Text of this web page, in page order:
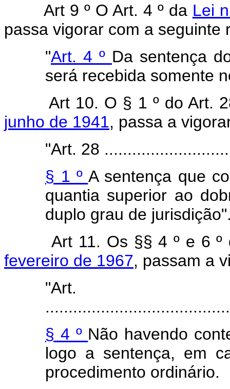
Art 9 º O Art. 4 º da Lei
passa vigorar com a seguinte
"Art. 4 º Da sentença
será recebida somente
Art 10. O § 1 º do Art.
junho de 1941, passa a
"Art. 28
§ 1 º A sentença que
quantia superior ao
duplo grau de
Art 11. Os §§ 4 º e 6
fevereiro de 1967, passam a
§ 4 º Não havendo
logo a sentença, em
procedimento ordinário.